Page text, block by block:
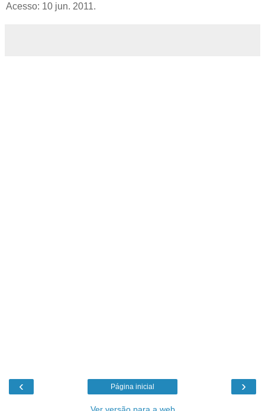
Acesso: 10 jun. 2011.
‹ ›
Página inicial
Ver versão para a web